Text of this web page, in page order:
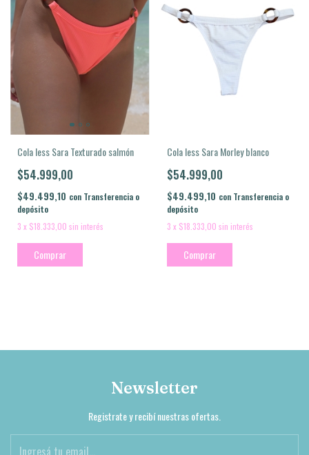
Cola less Sara Texturado salmón
$54.999,00
$49.499,10 con Transferencia o
depósito
3 x $18.333,00 sin interés
Comprar
Cola less Sara Morley blanco
$54.999,00
$49.499,10 con Transferencia o
depósito
3 x $18.333,00 sin interés
Comprar
Newsletter
Registrate y recibí nuestras ofertas.